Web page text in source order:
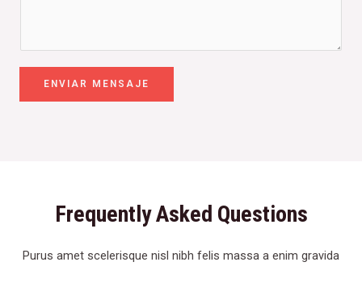
ENVIAR MENSAJE
Frequently Asked Questions
Purus amet scelerisque nisl nibh felis massa a enim gravida